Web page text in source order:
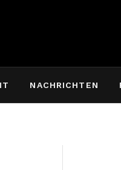
NACHRICHTEN